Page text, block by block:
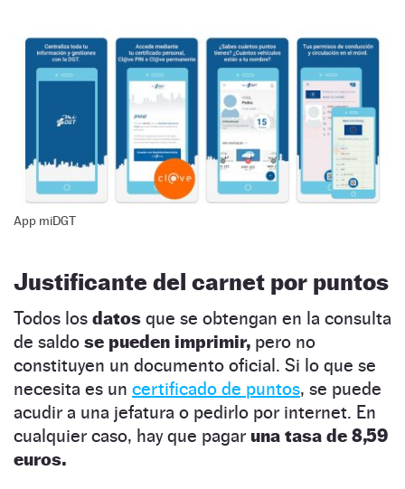
App miDGT
Justificante del carnet por puntos
Todos los datos que se obtengan en la consulta
de saldo se pueden imprimir, pero no
constituyen un documento oficial. Si lo que se
necesita es un certificado de puntos, se puede
acudir a una jefatura o pedirlo por internet. En
cualquier caso, hay que pagar una tasa de 8,59
euros.